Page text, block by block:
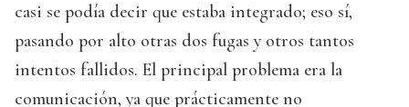
casi se podía decir que estaba integrado; eso sí,
pasando por alto otras dos fugas y otros tantos
intentos fallidos. El principal problema era la
comunicación, ya que prácticamente no